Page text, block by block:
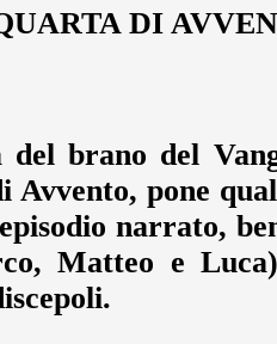
DI
brano del
Avvento, pone
narrato,
Matteo e